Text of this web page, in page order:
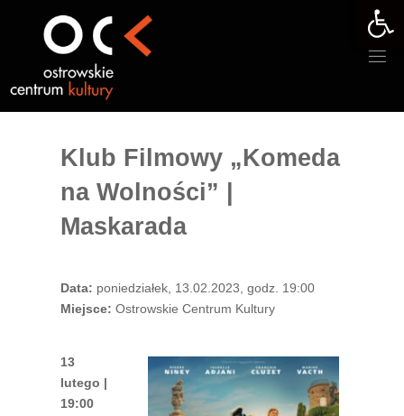
Klub Filmowy „Komeda
na Wolności” |
Maskarada
Data: poniedziałek, 13.02.2023, godz. 19:00
Miejsce: Ostrowskie Centrum Kultury
13
lutego |
19:00